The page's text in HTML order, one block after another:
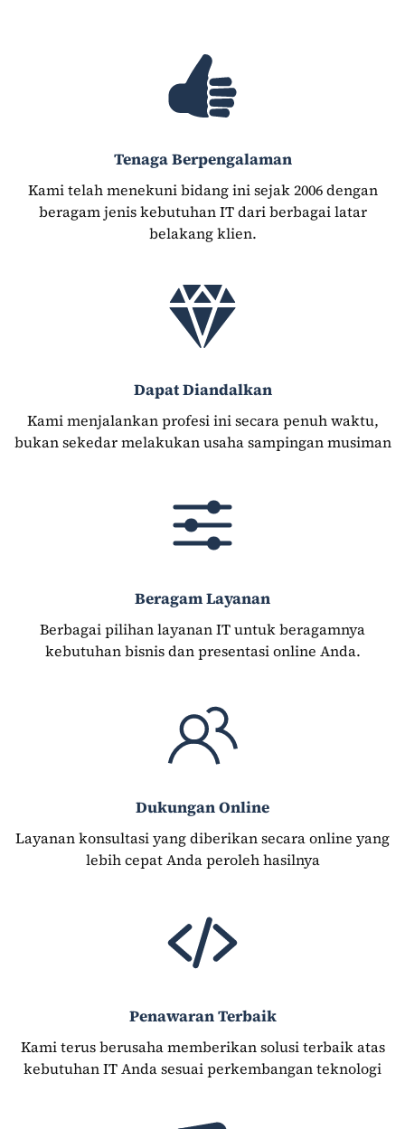
Tenaga Berpengalaman
Kami telah menekuni bidang ini sejak 2006 dengan
beragam jenis kebutuhan IT dari berbagai latar
belakang klien.
Dapat Diandalkan
Kami menjalankan profesi ini secara penuh waktu,
bukan sekedar melakukan usaha sampingan musiman
Beragam Layanan
Berbagai pilihan layanan IT untuk beragamnya
kebutuhan bisnis dan presentasi online Anda.
Dukungan Online
Layanan konsultasi yang diberikan secara online yang
lebih cepat Anda peroleh hasilnya
Penawaran Terbaik
Kami terus berusaha memberikan solusi terbaik atas
kebutuhan IT Anda sesuai perkembangan teknologi